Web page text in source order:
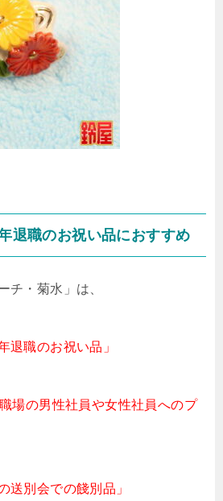
退職のお祝い品におすすめ
チ・菊水」は、
退職のお祝い品」
場の男性社員や女性社員へのプ
送別会での餞別品」